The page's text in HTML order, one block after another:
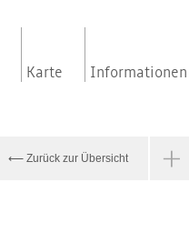
Karte Informationen
Zurück zur Übersicht